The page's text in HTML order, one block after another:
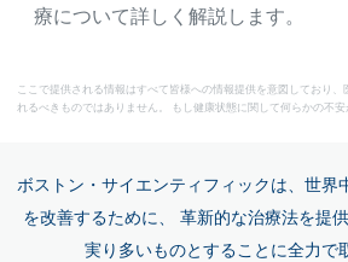
療について詳しく解説します。
ここで提供される情報はすべて皆様への情報提供を意図しており
れるべきものではありません。 もし健康状態に関して何らかの不安
ボストン・サイエンティフィックは、世界
を改善するために、 革新的な治療法を提
実り多いものとすることに全力で